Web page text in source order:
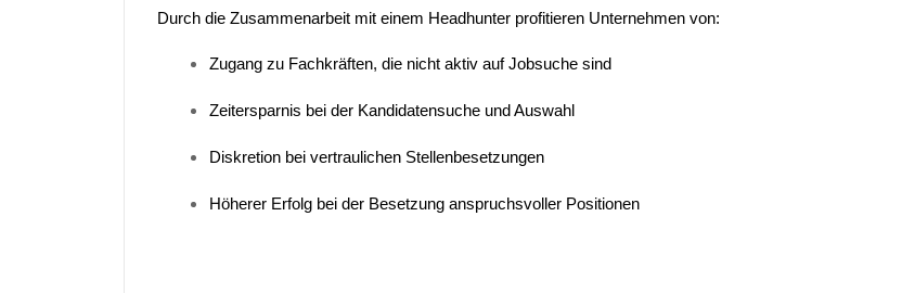
Durch die Zusammenarbeit mit einem Headhunter profitieren Unternehmen von:
Zugang zu Fachkräften, die nicht aktiv auf Jobsuche sind
Zeitersparnis bei der Kandidatensuche und Auswahl
Diskretion bei vertraulichen Stellenbesetzungen
Höherer Erfolg bei der Besetzung anspruchsvoller Positionen